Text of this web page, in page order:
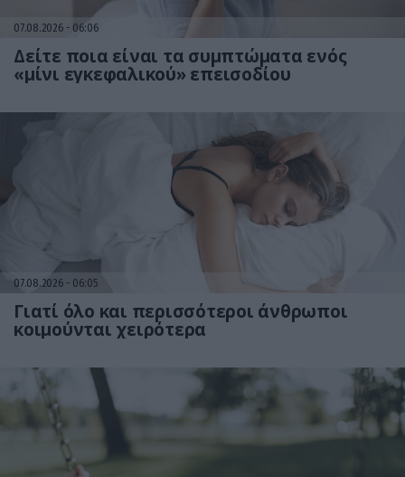
07.08.2026 06:06
Δείτε ποια είναι τα συμπτώματα ενός
«μίνι εγκεφαλικού» επεισοδίου
07.08.2026 06:05
Γιατί όλο και περισσότεροι άνθρωποι
κοιμούνται χειρότερα